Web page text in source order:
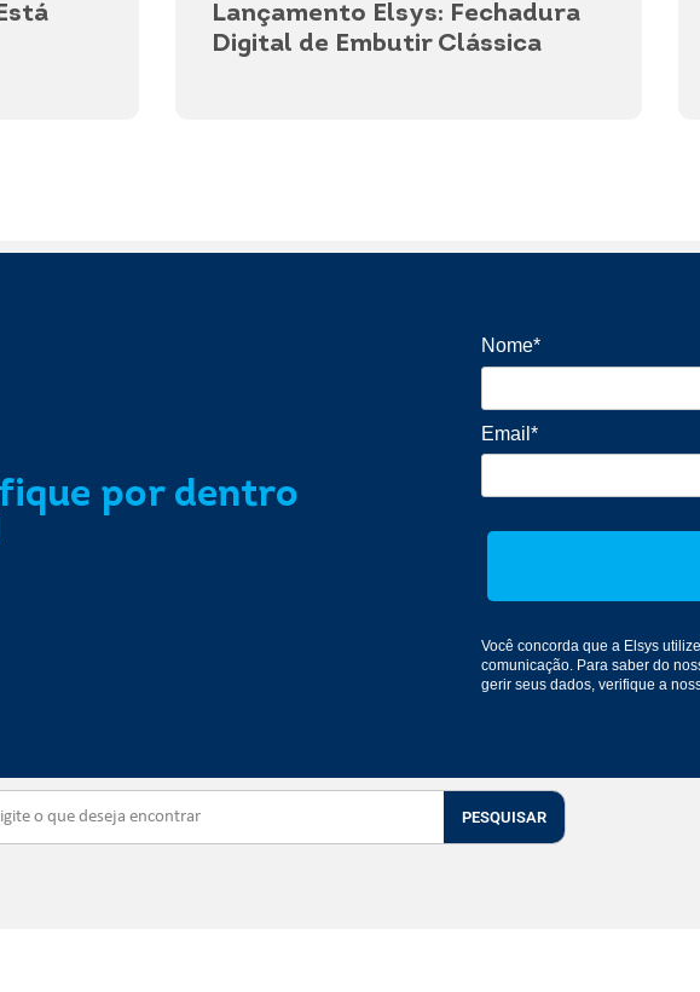
Lançamento Elsys: Fechadura
Digital de Embutir Clássica
por dentro
Nome*
Email*
Você concorda que a Elsys
comunicação. Para saber do
gerir seus dados, verifique a
PESQUISAR